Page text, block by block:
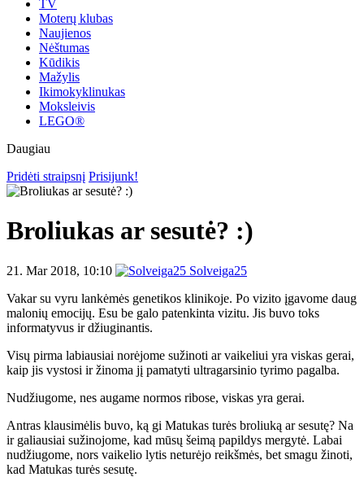
TV
Moterų klubas
Naujienos
Nėštumas
Kūdikis
Mažylis
Ikimokyklinukas
Moksleivis
LEGO®
Daugiau
Pridėti straipsnį Prisijunk!
Broliukas ar sesutė? :)
21. Mar 2018, 10:10
Solveiga25
Vakar su vyru lankėmės genetikos klinikoje. Po vizito įgavome daug
malonių emocijų. Esu be galo patenkinta vizitu. Jis buvo toks
informatyvus ir džiuginantis.
Visų pirma labiausiai norėjome sužinoti ar vaikeliui yra viskas gerai,
kaip jis vystosi ir žinoma jį pamatyti ultragarsinio tyrimo pagalba.
Nudžiugome, nes augame normos ribose, viskas yra gerai.
Antras klausimėlis buvo, ką gi Matukas turės broliuką ar sesutę? Na
ir galiausiai sužinojome, kad mūsų šeimą papildys mergytė. Labai
nudžiugome, nors vaikelio lytis neturėjo reikšmės, bet smagu žinoti,
kad Matukas turės sesutę.